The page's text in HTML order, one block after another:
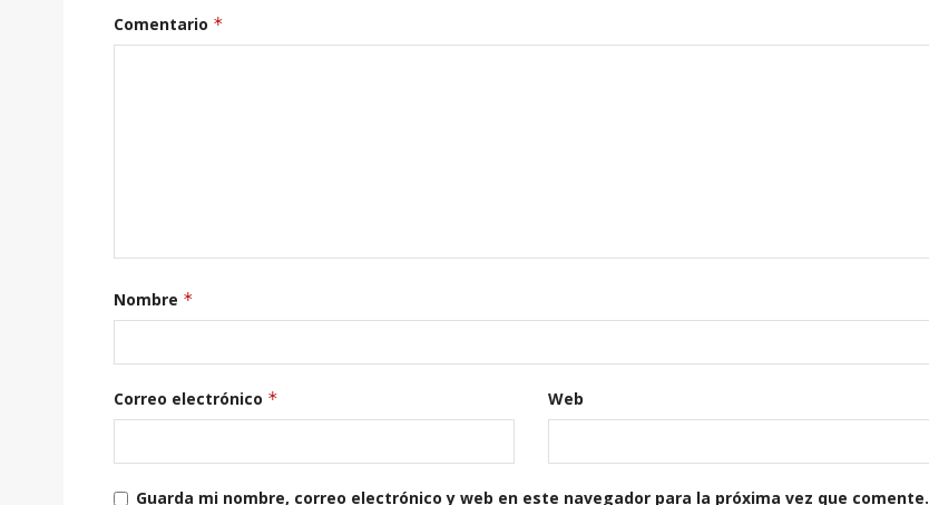
Comentario *
Nombre *
Correo electrónico * Web
Guarda mi nombre, correo electrónico y web en este navegador para la próxima vez que comente.